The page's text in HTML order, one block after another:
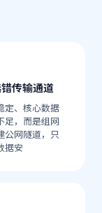
传输通道
定、核心数据
足，而是组网
公网隧道，只
据安